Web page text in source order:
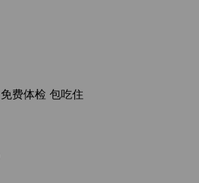
免费体检 包吃住